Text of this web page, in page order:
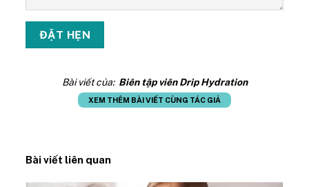
Bài viết của: Biên tập viên Drip Hydration
XEM THÊM BÀI VIẾT CÙNG TÁC GIẢ
Bài viết liên quan